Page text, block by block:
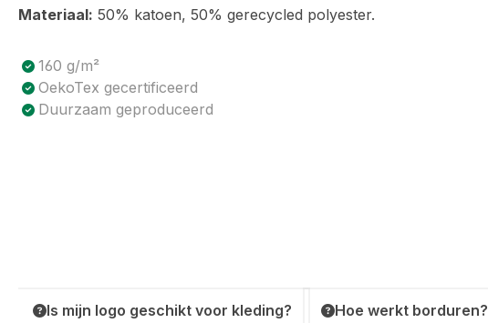
Materiaal: 50% katoen, 50% gerecycled polyester.
Product voordelen
160 g/m²
OekoTex gecertificeerd
Duurzaam geproduceerd
Is mijn logo geschikt voor kleding? Hoe werkt borduren?